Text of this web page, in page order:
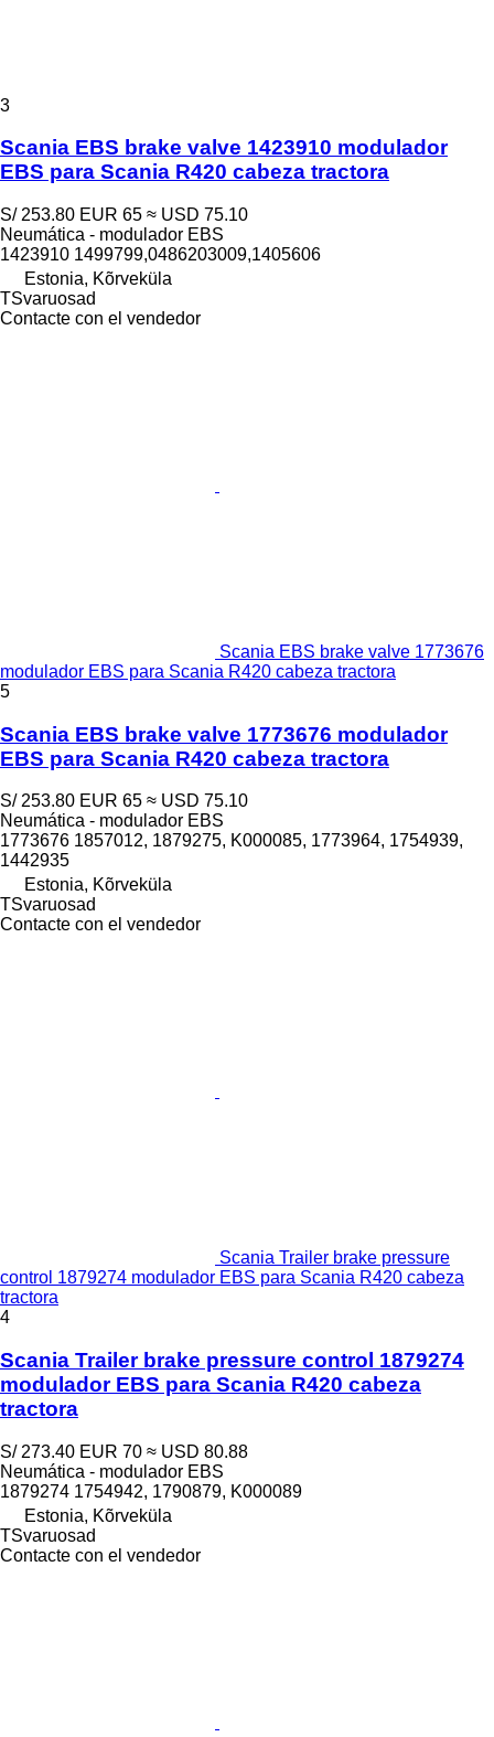
3
Scania EBS brake valve 1423910 modulador
EBS para Scania R420 cabeza tractora
S/ 253.80 EUR 65 ≈ USD 75.10
Neumática - modulador EBS
1423910 1499799,0486203009,1405606
Estonia, Kõrveküla
TSvaruosad
Contacte con el vendedor
Scania EBS brake valve 1773676
modulador EBS para Scania R420 cabeza tractora
5
Scania EBS brake valve 1773676 modulador
EBS para Scania R420 cabeza tractora
S/ 253.80 EUR 65 ≈ USD 75.10
Neumática - modulador EBS
1773676 1857012, 1879275, K000085, 1773964, 1754939,
1442935
Estonia, Kõrveküla
TSvaruosad
Contacte con el vendedor
Scania Trailer brake pressure
control 1879274 modulador EBS para Scania R420 cabeza
tractora
4
Scania Trailer brake pressure control 1879274
modulador EBS para Scania R420 cabeza
tractora
S/ 273.40 EUR 70 ≈ USD 80.88
Neumática - modulador EBS
1879274 1754942, 1790879, K000089
Estonia, Kõrveküla
TSvaruosad
Contacte con el vendedor